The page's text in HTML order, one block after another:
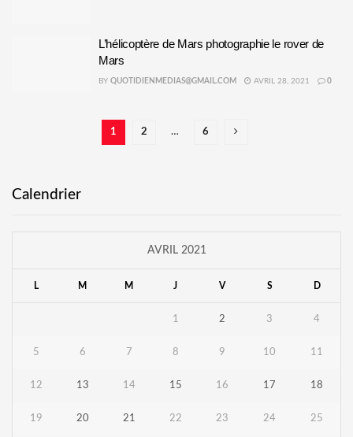
L’hélicoptère de Mars photographie le rover de
Mars
BY QUOTIDIENMEDIAS@GMAIL.COM AVRIL 28, 2021 0
1 2 … 6
Calendrier
AVRIL 2021
L M M J V S D
1 2 3 4
5 6 7 8 9 10 11
12 13 14 15 16 17 18
19 20 21 22 23 24 25